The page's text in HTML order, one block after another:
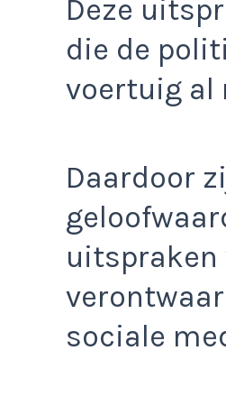
Deze
die de
voertuig al
Daardoor
uitspraken
sociale